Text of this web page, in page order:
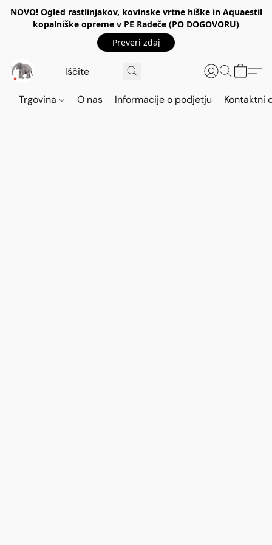
NOVO! Ogled rastlinjakov, kovinske vrtne hiške in Aquaestil
kopalniške opreme v PE Radeče (PO DOGOVORU)
Preveri zdaj
Trgovina O nas Informacije o podjetju Kontaktni